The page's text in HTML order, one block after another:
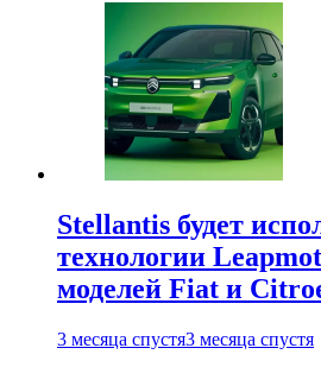
Stellantis будет
технологии
моделей Fiat и
3 месяца спустя3 месяца спустя